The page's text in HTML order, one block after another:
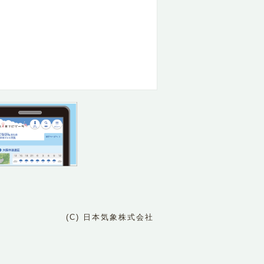
(C) 日本気象株式会社